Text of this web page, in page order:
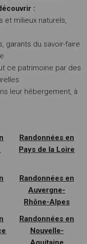
:
milieux naturels,
garants du savoir-faire
ce patrimoine par des
leur hébergement, à
Randonnées en
Pays de la Loire
Randonnées en
Auvergne-
Rhône-Alpes
Randonnées en
Nouvelle-